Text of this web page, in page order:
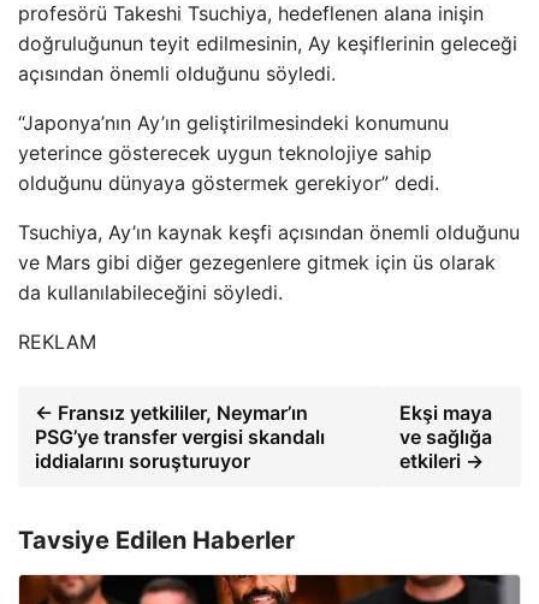
profesörü Takeshi Tsuchiya, hedeflenen alana inişin
doğruluğunun teyit edilmesinin, Ay keşiflerinin geleceği
açısından önemli olduğunu söyledi.
“Japonya’nın Ay’ın geliştirilmesindeki konumunu
yeterince gösterecek uygun teknolojiye sahip
olduğunu dünyaya göstermek gerekiyor” dedi.
Tsuchiya, Ay’ın kaynak keşfi açısından önemli olduğunu
ve Mars gibi diğer gezegenlere gitmek için üs olarak
da kullanılabileceğini söyledi.
REKLAM
← Fransız yetkililer, Neymar’ın
PSG’ye transfer vergisi skandalı
iddialarını soruşturuyor
Ekşi maya
ve sağlığa
etkileri →
Tavsiye Edilen Haberler